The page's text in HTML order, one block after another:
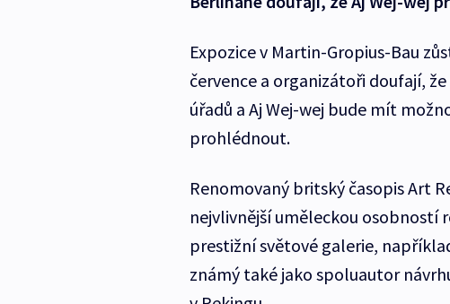
Expozice v Martin-Gropius-Bau
července a organizátoři doufají,
úřadů a Aj Wej-wej bude mít
prohlédnout.
Renomovaný britský časopis Art
nejvlivnější uměleckou osobností
prestižní světové galerie,
známý také jako spoluautor